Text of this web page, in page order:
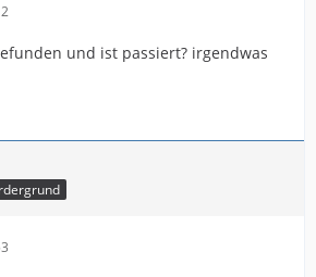
und ist passiert? irgendwas